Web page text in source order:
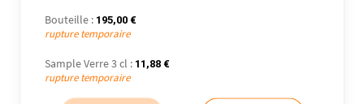
Bouteille : 195,00 €
rupture temporaire
Sample Verre 3 cl : 11,88 €
rupture temporaire